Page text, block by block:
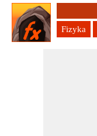
Fizyka